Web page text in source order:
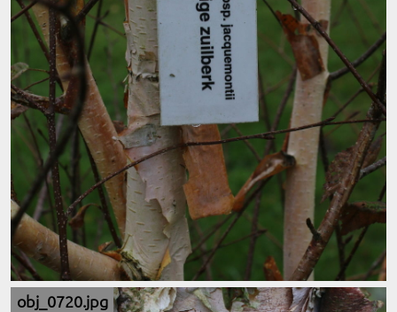
obj_0720.jpg